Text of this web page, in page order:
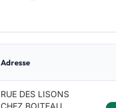
Adresse
RUE DES LISONS